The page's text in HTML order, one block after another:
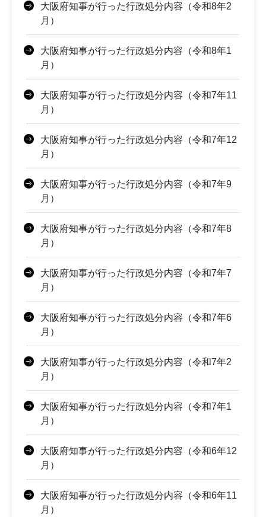
大阪府知事が行った行政処分内容（令和8年2
月）
大阪府知事が行った行政処分内容（令和8年1
月）
大阪府知事が行った行政処分内容（令和7年11
月）
大阪府知事が行った行政処分内容（令和7年12
月）
大阪府知事が行った行政処分内容（令和7年9
月）
大阪府知事が行った行政処分内容（令和7年8
月）
大阪府知事が行った行政処分内容（令和7年7
月）
大阪府知事が行った行政処分内容（令和7年6
月）
大阪府知事が行った行政処分内容（令和7年2
月）
大阪府知事が行った行政処分内容（令和7年1
月）
大阪府知事が行った行政処分内容（令和6年12
月）
大阪府知事が行った行政処分内容（令和6年11
月）